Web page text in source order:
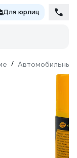
Для юрлиц
/ Автомобильные